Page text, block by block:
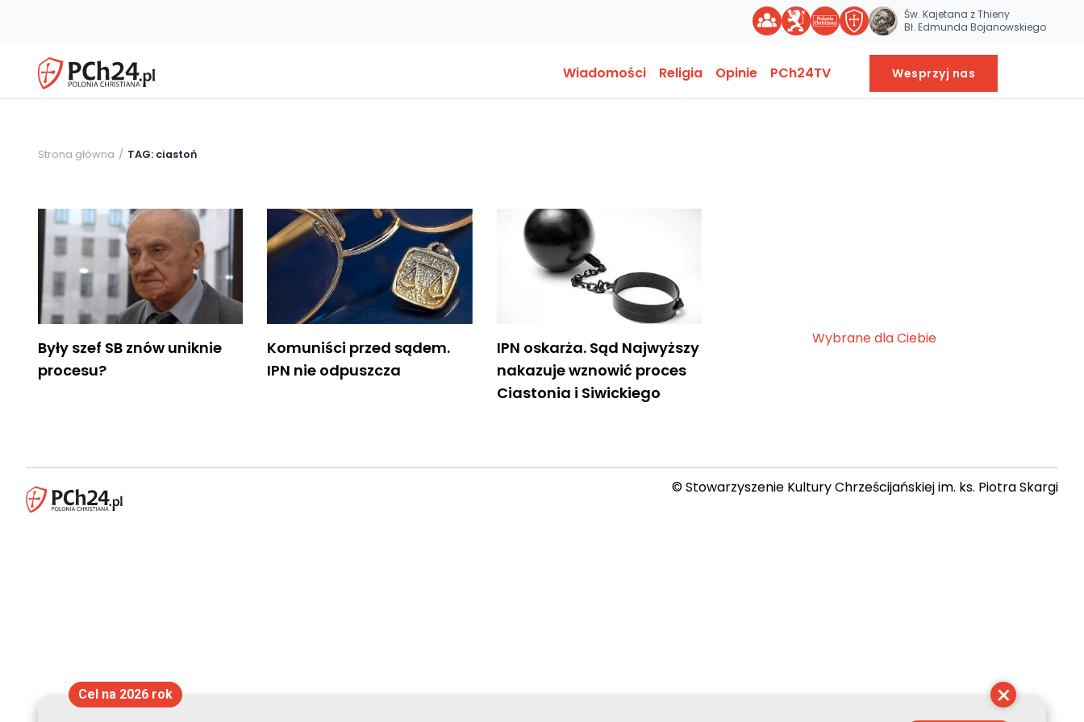
Św. Kajetana z Thieny
Bł. Edmunda Bojanowskiego
Wiadomości Religia Opinie PCh24TV Wesprzyj nas
Strona główna TAG: ciastoń
Były szef SB znów uniknie
procesu?
Komuniści przed sądem.
IPN nie odpuszcza
IPN oskarża. Sąd Najwyższy
nakazuje wznowić proces
Ciastonia i Siwickiego
Wybrane dla Ciebie
© Stowarzyszenie Kultury Chrześcijańskiej im. ks. Piotra Skargi
×
Cel na 2026 rok